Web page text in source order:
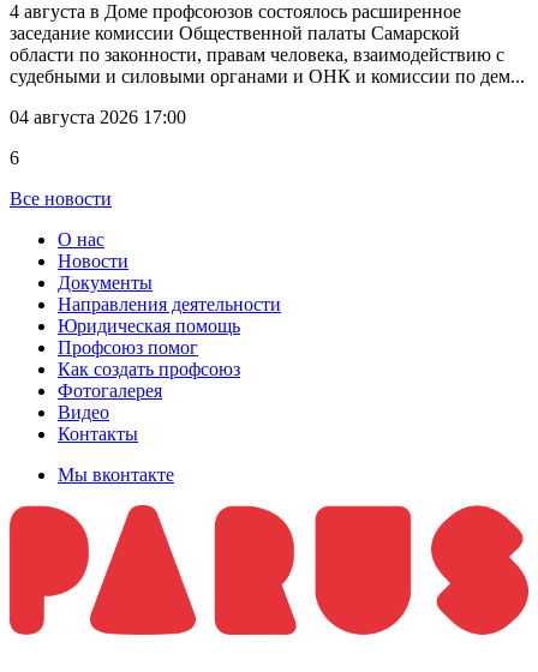
4 августа в Доме профсоюзов состоялось расширенное
заседание комиссии Общественной палаты Самарской
области по законности, правам человека, взаимодействию с
судебными и силовыми органами и ОНК и комиссии по дем...
04 августа 2026 17:00
6
Все новости
О нас
Новости
Документы
Направления деятельности
Юридическая помощь
Профсоюз помог
Как создать профсоюз
Фотогалерея
Видео
Контакты
Мы вконтакте